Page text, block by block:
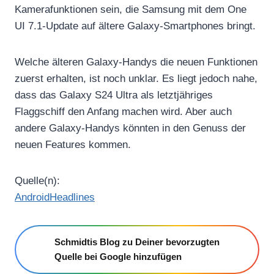
Kamerafunktionen sein, die Samsung mit dem One
UI 7.1-Update auf ältere Galaxy-Smartphones bringt.
Welche älteren Galaxy-Handys die neuen Funktionen
zuerst erhalten, ist noch unklar. Es liegt jedoch nahe,
dass das Galaxy S24 Ultra als letztjähriges
Flaggschiff den Anfang machen wird. Aber auch
andere Galaxy-Handys könnten in den Genuss der
neuen Features kommen.
Quelle(n):
AndroidHeadlines
Schmidtis Blog zu Deiner bevorzugten
Quelle bei Google hinzufügen